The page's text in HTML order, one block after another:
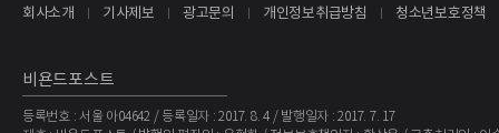
회사소개 기사제보 광고문의 개인정보취급방침 청소년보호정책
비욘드포스트
등록번호 : 서울 아04642 / 등록일자 : 2017. 8. 4 / 발행일자 : 2017. 7. 17